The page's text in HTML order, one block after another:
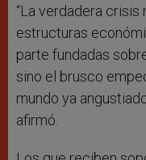
“La verdadera crisis
estructuras
parte fundadas
sino el brusco
mundo ya
afirmó.